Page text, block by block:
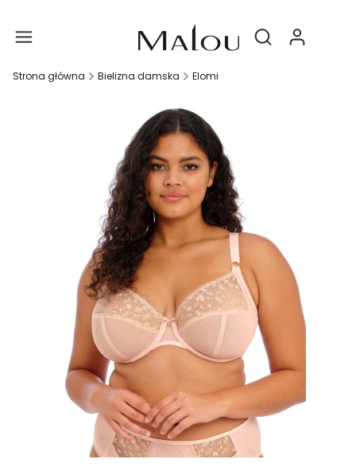
Otwórz
Strona główna Bielizna damska Elomi